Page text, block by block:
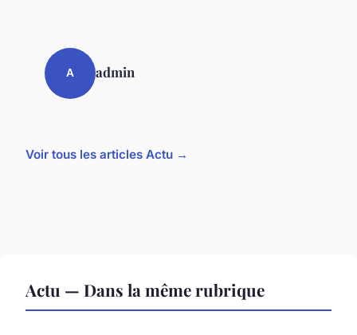
A admin
Voir tous les articles Actu →
Actu — Dans la même rubrique